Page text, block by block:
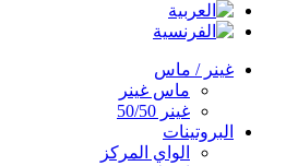
غينر / ماس
ماس غينر
غينر 50/50
البروتينات
الواي المركز